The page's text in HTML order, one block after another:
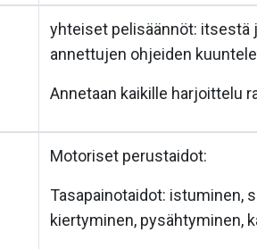
yhteiset pelisäännöt: itsestä
annettujen ohjeiden
Annetaan kaikille harjoittelu
Motoriset perustaidot:
Tasapainotaidot: istuminen,
kiertyminen, pysähtyminen,